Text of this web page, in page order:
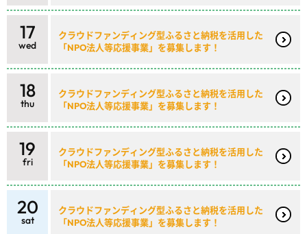
17
wed
クラウドファンディング型ふるさと納税を活用した
「NPO法人等応援事業」を募集します！
18
thu
クラウドファンディング型ふるさと納税を活用した
「NPO法人等応援事業」を募集します！
19
fri
クラウドファンディング型ふるさと納税を活用した
「NPO法人等応援事業」を募集します！
20
sat
クラウドファンディング型ふるさと納税を活用した
「NPO法人等応援事業」を募集します！